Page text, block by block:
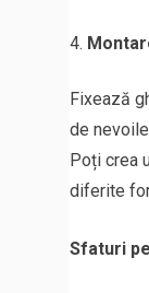
Fixează
de
Poți crea
diferite
Sfaturi